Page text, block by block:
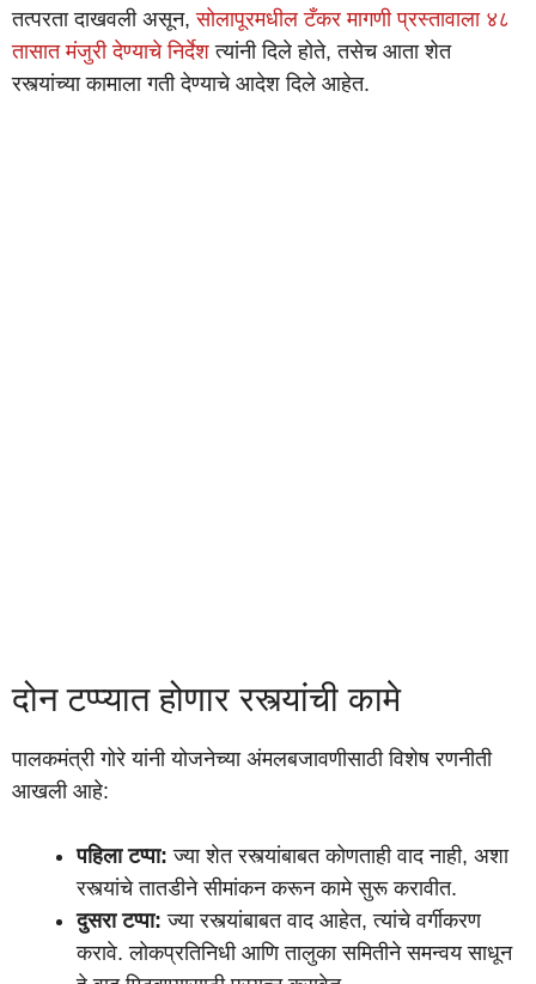
तत्परता दाखवली असून,सोलापूरमधील टँकर मागणी प्रस्तावाला ४८
तासात मंजुरी देण्याचे निर्देश त्यांनी दिले होते, तसेच आता शेत
रस्त्यांच्या कामाला गती देण्याचे आदेश दिले आहेत.
दोन टप्प्यात होणार रस्त्यांची कामे
पालकमंत्री गोरे यांनी योजनेच्या अंमलबजावणीसाठी विशेष रणनीती
आखली आहे:
पहिला टप्पा: ज्या शेत रस्त्यांबाबत कोणताही वाद नाही, अशा
रस्त्यांचे तातडीने सीमांकन करून कामे सुरू करावीत.
दुसरा टप्पा: ज्या रस्त्यांबाबत वाद आहेत, त्यांचे वर्गीकरण
करावे. लोकप्रतिनिधी आणि तालुका समितीने समन्वय साधून